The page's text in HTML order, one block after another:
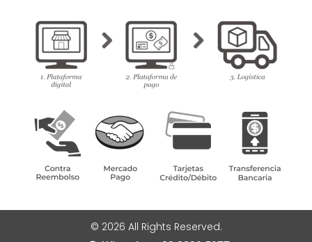
© 2026 All Rights Reserved.